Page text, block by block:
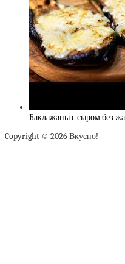
Баклажаны с сыром без
Copyright © 2026 Вкусно!